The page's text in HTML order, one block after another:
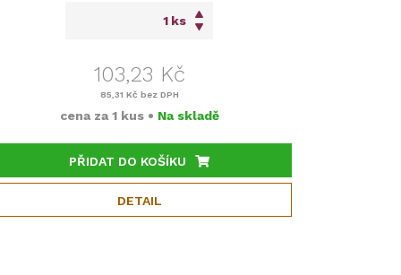
ks
103,23 Kč
85,31 Kč bez DPH
cena za 1 kus • Na skladě
PŘIDAT DO KOŠÍKU
DETAIL